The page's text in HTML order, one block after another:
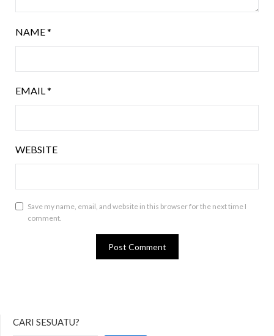
NAME*
EMAIL*
WEBSITE
Save my name, email, and website in this browser for the next time I
comment.
CARI SESUATU?